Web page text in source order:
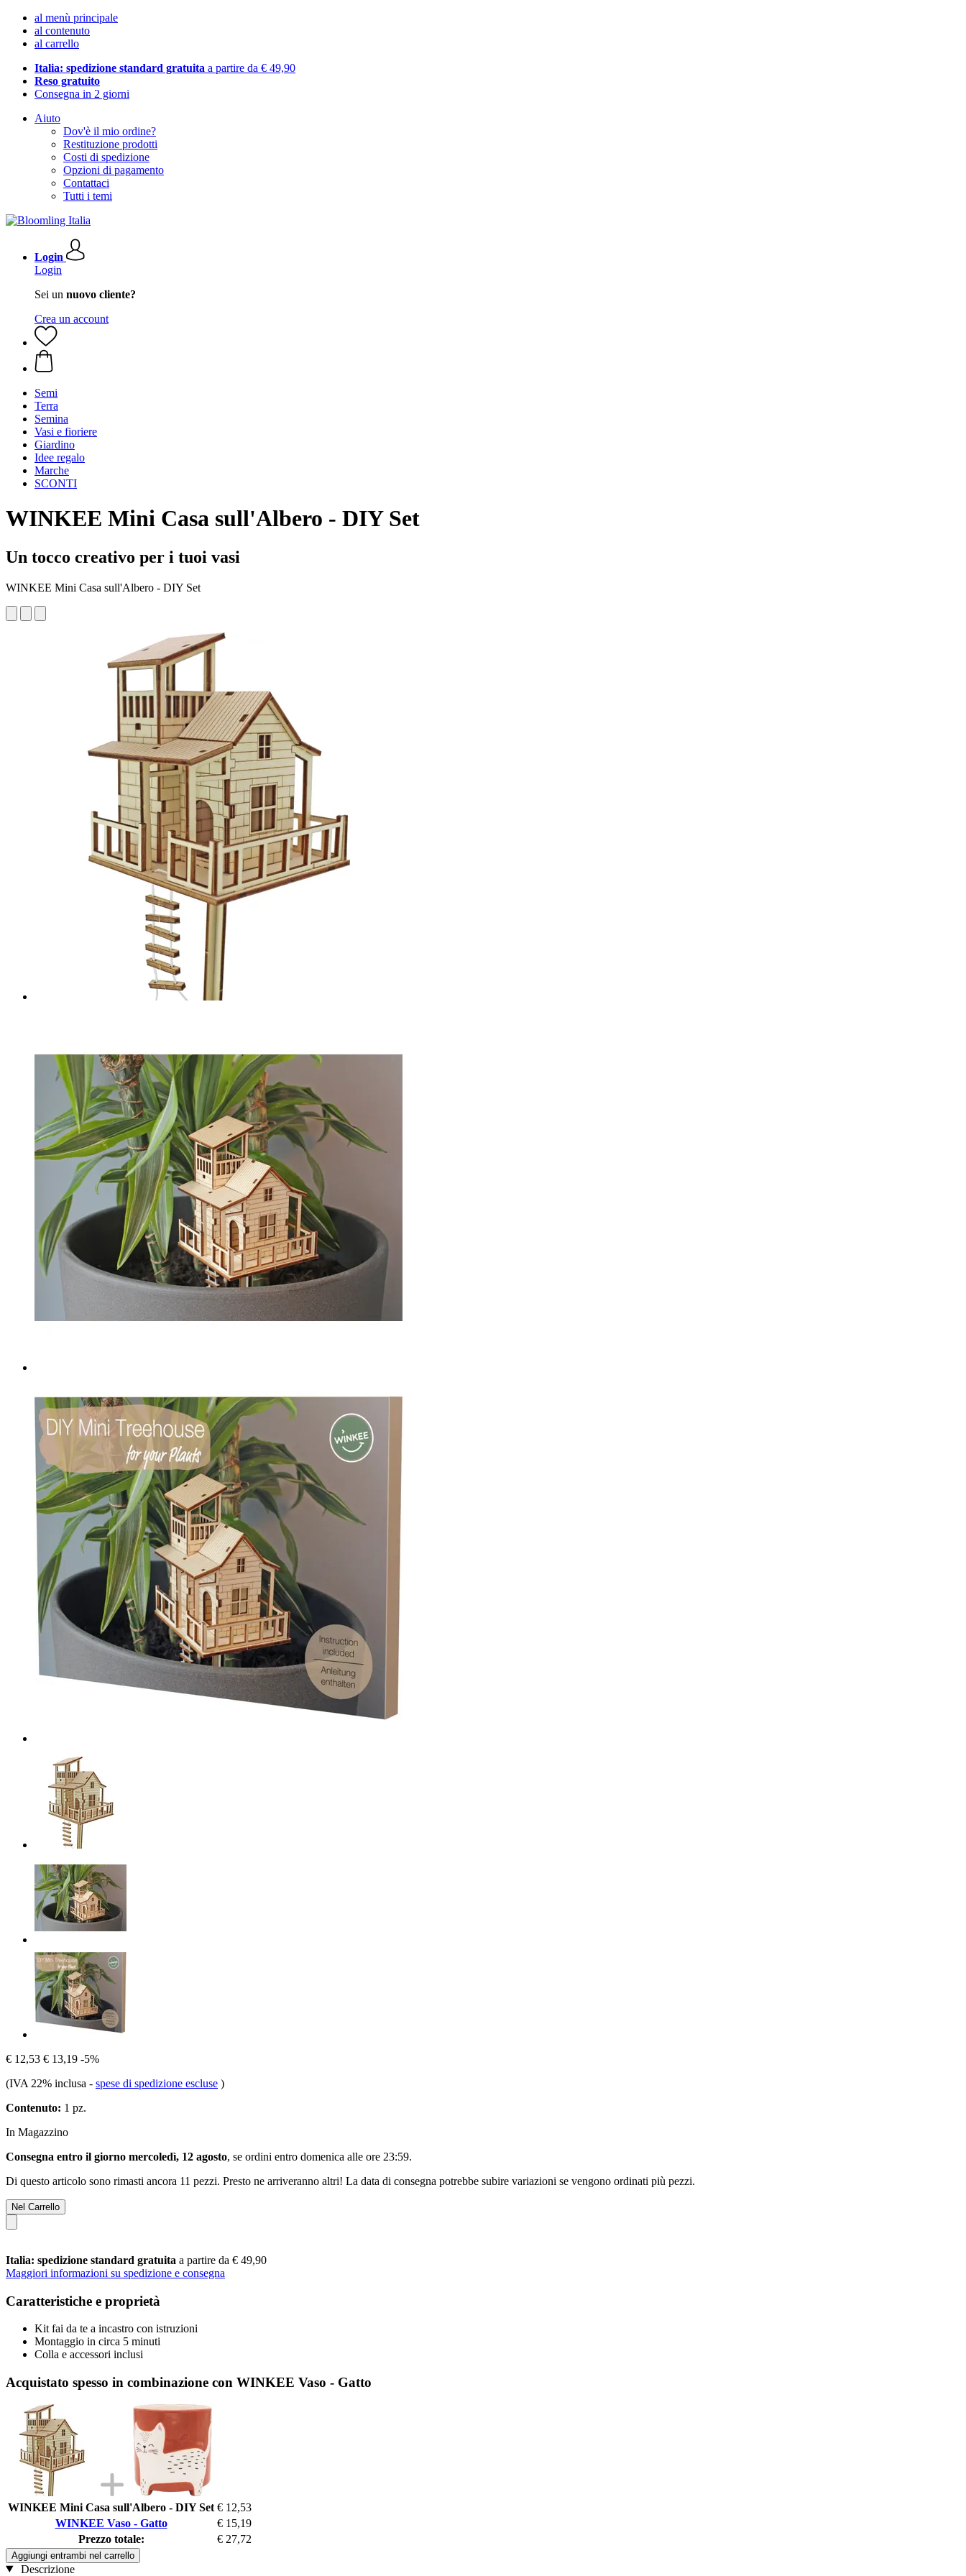
al menù principale
al contenuto
al carrello
Italia: spedizione standard gratuita a partire da € 49,90
Reso gratuito
Consegna in 2 giorni
Aiuto
Dov'è il mio ordine?
Restituzione prodotti
Costi di spedizione
Opzioni di pagamento
Contattaci
Tutti i temi
Login
Login
Sei un nuovo cliente?
Crea un account
Semi
Terra
Semina
Vasi e fioriere
Giardino
Idee regalo
Marche
SCONTI
WINKEE Mini Casa sull'Albero - DIY Set
Un tocco creativo per i tuoi vasi
WINKEE Mini Casa sull'Albero - DIY Set
€ 12,53 € 13,19 -5%
(IVA 22% inclusa - spese di spedizione escluse )
Contenuto: 1 pz.
In Magazzino
Consegna entro il giorno mercoledì, 12 agosto, se ordini entro domenica alle ore 23:59.
Di questo articolo sono rimasti ancora 11 pezzi. Presto ne arriveranno altri! La data di consegna potrebbe subire variazioni se vengono ordinati più pezzi.
Nel Carrello
Italia: spedizione standard gratuita a partire da € 49,90
Maggiori informazioni su spedizione e consegna
Caratteristiche e proprietà
Kit fai da te a incastro con istruzioni
Montaggio in circa 5 minuti
Colla e accessori inclusi
Acquistato spesso in combinazione con WINKEE Vaso - Gatto
WINKEE Mini Casa sull'Albero - DIY Set € 12,53
WINKEE Vaso - Gatto
€ 15,19
Prezzo totale:
€ 27,72
Aggiungi entrambi nel carrello
Descrizione